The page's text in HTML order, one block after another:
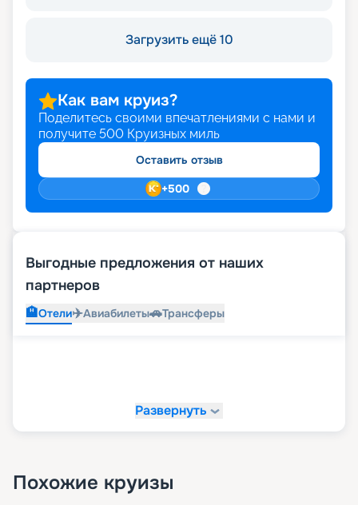
Загрузить ещё 10
Как вам круиз?
Поделитесь своими впечатлениями с нами и
получите 500 Круизных миль
Оставить отзыв
+500
Выгодные предложения от наших
партнеров
🏨Отели✈️Авиабилеты🚗Трансферы
Развернуть
Похожие круизы